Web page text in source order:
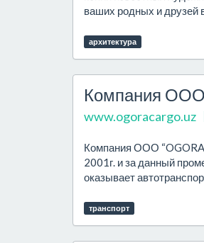
ваших родных и друзей
архитектура
Компания ООО
www.ogoracargo.uz
Компания ООО
2001г. и за данный
оказывает
транспорт